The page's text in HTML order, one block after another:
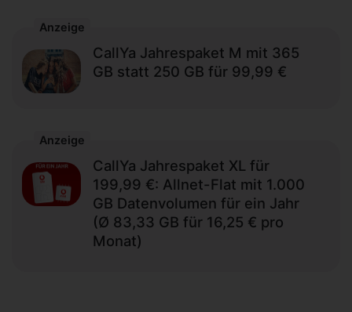
Anzeige
CallYa Jahrespaket M mit 365
GB statt 250 GB für 99,99 €
Anzeige
CallYa Jahrespaket XL für
199,99 €: Allnet-Flat mit 1.000
GB Datenvolumen für ein Jahr
(Ø 83,33 GB für 16,25 € pro
Monat)